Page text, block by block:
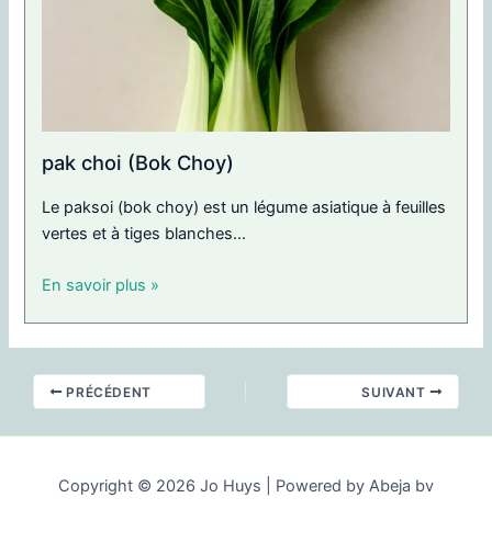
pak choi (Bok Choy)
Le paksoi (bok choy) est un légume asiatique à feuilles
vertes et à tiges blanches...
En savoir plus »
PRÉCÉDENT SUIVANT
Copyright © 2026 Jo Huys | Powered by Abeja bv